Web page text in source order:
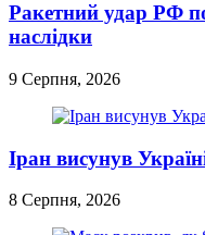
Ракетний удар РФ
наслідки
9 Серпня, 2026
Іран висунув
8 Серпня, 2026